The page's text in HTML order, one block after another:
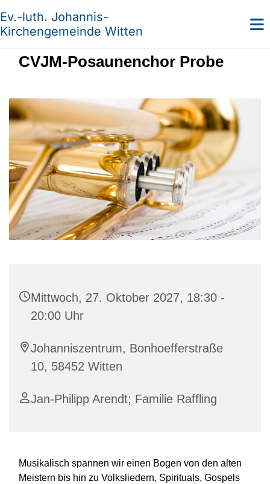
Ev.-luth. Johannis-
Kirchengemeinde Witten
CVJM-Posaunenchor Probe
Mittwoch, 27. Oktober 2027, 18:30 -
20:00 Uhr
Johanniszentrum, Bonhoefferstraße
10, 58452 Witten
Jan-Philipp Arendt; Familie Raffling
Musikalisch spannen wir einen Bogen von den alten
Meistern bis hin zu Volksliedern, Spirituals, Gospels